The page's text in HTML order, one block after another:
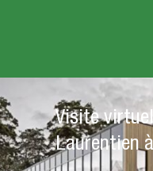
Visite
Laurentien